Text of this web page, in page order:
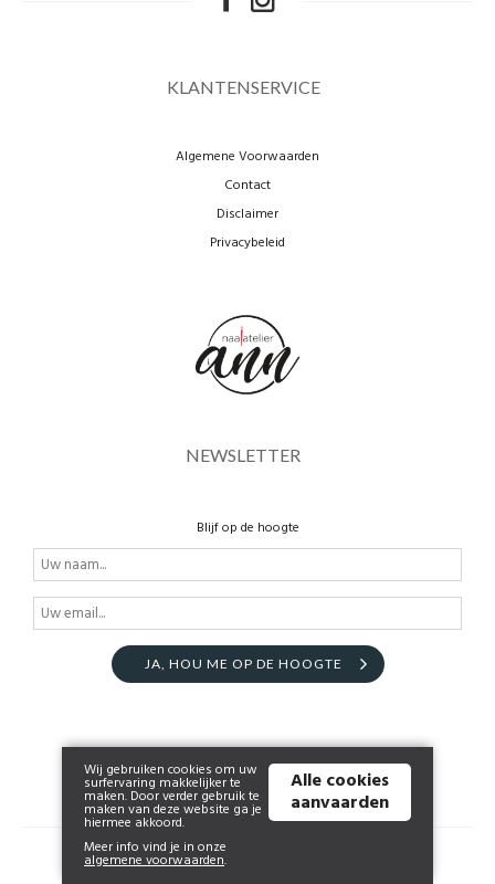
KLANTENSERVICE
Algemene Voorwaarden
Contact
Disclaimer
Privacybeleid
NEWSLETTER
Blijf op de hoogte
JA, HOU ME OP DE HOOGTE
© 2026 www.naaiatelier-ann.be | Powered by
Wij gebruiken cookies om uw
surfervaring makkelijker te
maken. Door verder gebruik te
maken van deze website ga je
hiermee akkoord.
Meer info vind je in onze
algemene voorwaarden.
Alle cookies
aanvaarden